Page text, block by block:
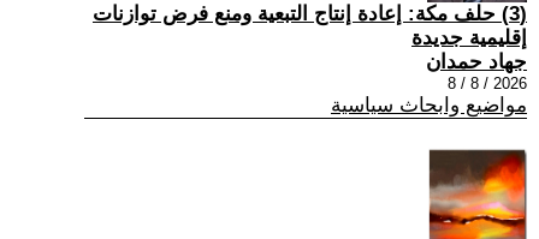
(3) حلف مكة: إعادة إنتاج التبعية ومنع فرض توازنات
إقليمية جديدة
جهاد حمدان
2026 / 8 / 8
مواضيع وابحاث سياسية